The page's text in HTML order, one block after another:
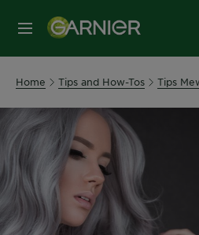
MENU
Home Tips and How-Tos Tips